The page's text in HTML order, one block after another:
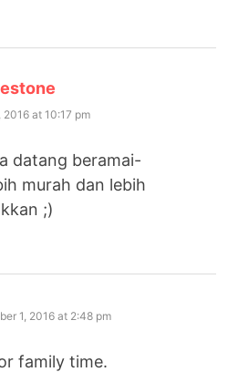
2016 at 10:17 pm
datang beramai-
murah dan lebih
;)
1, 2016 at 2:48 pm
family time.